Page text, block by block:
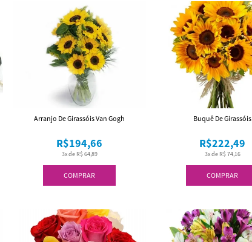
COMPRAR
3x de R$ 64,89
R$194,66
Arranjo De Girassóis Van Gogh
COMPRAR
3x de R$ 74,16
R$222,49
Buquê De Girassóis